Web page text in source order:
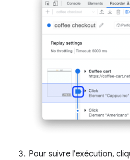
Pour suivre l'exécution,